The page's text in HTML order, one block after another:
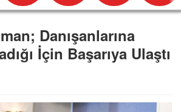
Danışanlarına
İçin Başarıya Ulaştı